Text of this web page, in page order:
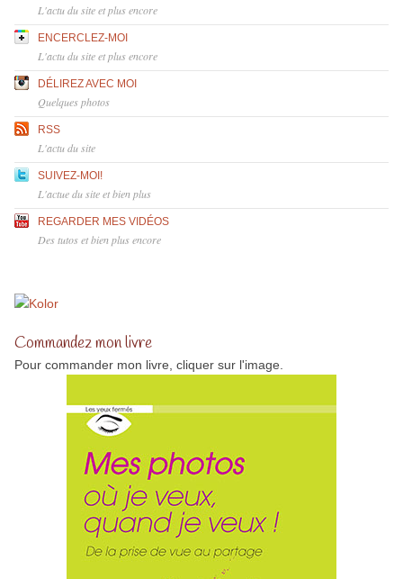
L'actu du site et plus encore
ENCERCLEZ-MOI
L'actu du site et plus encore
DÉLIREZ AVEC MOI
Quelques photos
RSS
L'actu du site
SUIVEZ-MOI!
L'actue du site et bien plus
REGARDER MES VIDÉOS
Des tutos et bien plus encore
Commandez mon livre
Pour commander mon livre, cliquer sur l'image.